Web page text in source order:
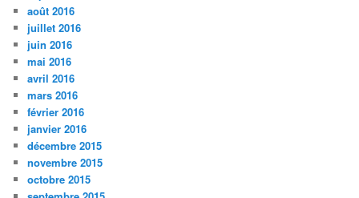
août 2016
juillet 2016
juin 2016
mai 2016
avril 2016
mars 2016
février 2016
janvier 2016
décembre 2015
novembre 2015
octobre 2015